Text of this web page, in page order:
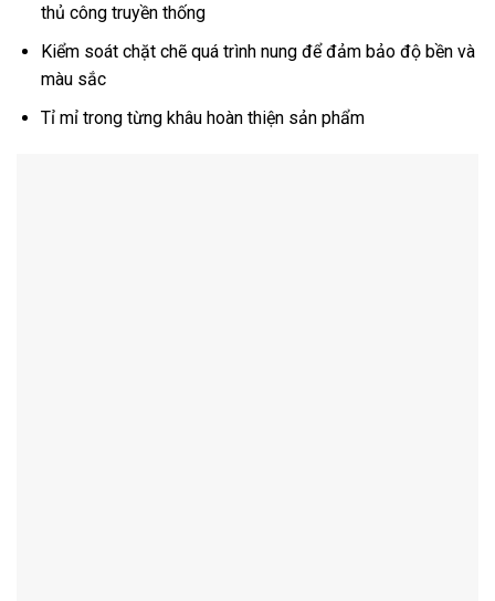
thủ công truyền thống
Kiểm soát chặt chẽ quá trình nung để đảm bảo độ bền và
màu sắc
Tỉ mỉ trong từng khâu hoàn thiện sản phẩm